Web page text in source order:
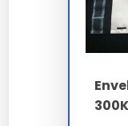
variadas e
Para manter
envelope a